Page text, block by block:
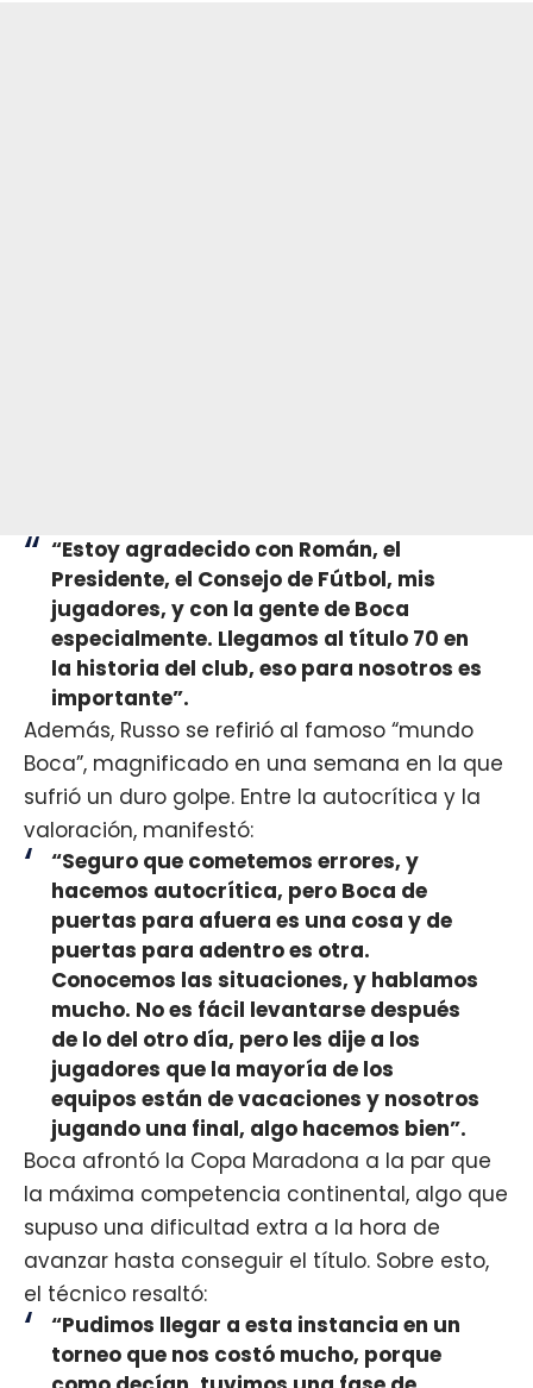
“Estoy agradecido con Román, el
Presidente, el Consejo de Fútbol, mis
jugadores, y con la gente de Boca
especialmente. Llegamos al título 70 en
la historia del club, eso para nosotros es
importante”.
Además, Russo se refirió al famoso “mundo
Boca”, magnificado en una semana en la que
sufrió un duro golpe. Entre la autocrítica y la
valoración, manifestó:
“Seguro que cometemos errores, y
hacemos autocrítica, pero Boca de
puertas para afuera es una cosa y de
puertas para adentro es otra.
Conocemos las situaciones, y hablamos
mucho. No es fácil levantarse después
de lo del otro día, pero les dije a los
jugadores que la mayoría de los
equipos están de vacaciones y nosotros
jugando una final, algo hacemos bien”.
Boca afrontó la Copa Maradona a la par que
la máxima competencia continental, algo que
supuso una dificultad extra a la hora de
avanzar hasta conseguir el título. Sobre esto,
el técnico resaltó:
“Pudimos llegar a esta instancia en un
torneo que nos costó mucho, porque